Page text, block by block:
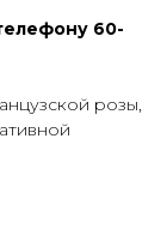
60-
розы,